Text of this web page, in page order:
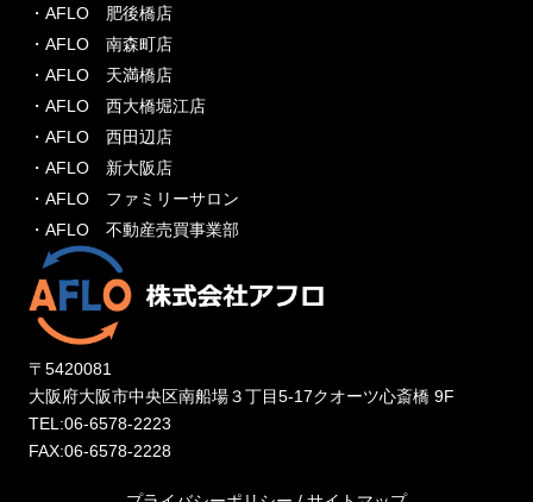
・AFLO 肥後橋店
・AFLO 南森町店
・AFLO 天満橋店
・AFLO 西大橋堀江店
・AFLO 西田辺店
・AFLO 新大阪店
・AFLO ファミリーサロン
・AFLO 不動産売買事業部
〒5420081
大阪府大阪市中央区南船場３丁目5-17クオーツ心斎橋 9F
TEL:06-6578-2223
FAX:06-6578-2228